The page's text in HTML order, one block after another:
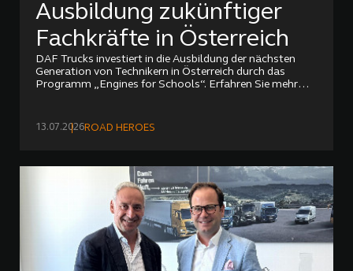
Ausbildung zukünftiger
Fachkräfte in Österreich
DAF Trucks investiert in die Ausbildung der nächsten
Generation von Technikern in Österreich durch das
Programm „Engines for Schools“. Erfahren Sie mehr
13.07.2026ROAD HEROES